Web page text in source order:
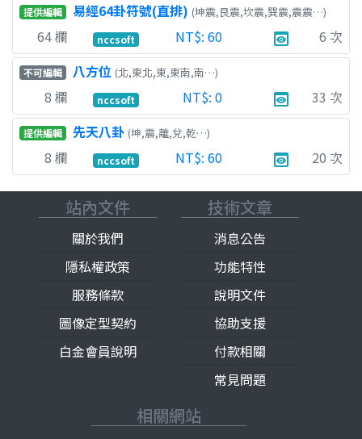
提供編輯 易經64卦符號(直排) (坤震,艮震,坎震,巽震,震震…)
64欄 nccsoft NT$: 60 preview 6 次
不可編輯 八方位 (北,東北,東,東南,南…)
8 欄 nccsoft NT$: 0 preview 33 次
提供編輯 先天八卦 (坤,震,離,兌,乾…)
8 欄 nccsoft NT$: 60 preview 20 次
站內文件
關於我們
隱私權政策
服務條款
圖像定型契約
白金會員說明
技術文章
消息公告
功能特性
說明文件
協助支援
付款相關
常見問題
相關網站